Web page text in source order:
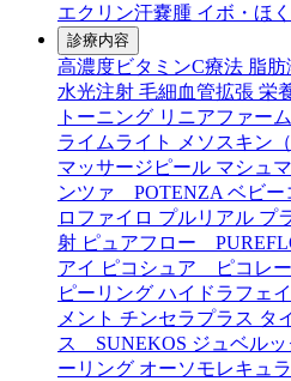
エクリン汗嚢腫 イボ・ほ
診療内容
高濃度ビタミンC療法 脂
水光注射 毛細血管拡張 栄
トーニング リニアファー
ライムライト
メソスキン
マッサージピール マシュ
ンツァ POTENZA ベビー
ロファイロ プルリアル プ
射 ピュアフロー
アイ ピコシュア ピコレ
ピーリング ハイドラフェ
メント チンセラプラス タ
ス SUNEKOS ジュベルッ
ーリング オーソモレキュ